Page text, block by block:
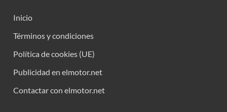
Inicio
Términos y condiciones
Política de cookies (UE)
Publicidad en elmotor.net
Contactar con elmotor.net